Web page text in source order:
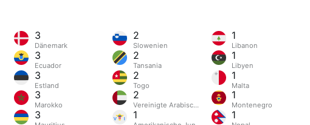
3
Dänemark
3
Ecuador
3
Estland
3
Marokko
3
2
Slowenien
2
Tansania
2
Togo
2
Vereinigte Arabische Emirate
1
1
Libanon
1
Libyen
1
Malta
1
Montenegro
1